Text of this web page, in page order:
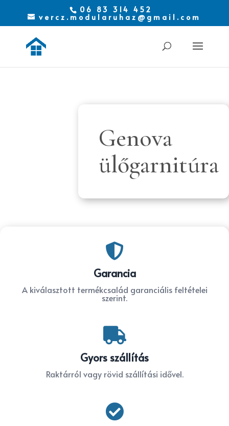
06 83 314 452
vercz.modularuhaz@gmail.com
Genova
ülőgarnitúra

Garancia
A kiválasztott termékcsalád garanciális feltételei
szerint.

Gyors szállítás
Raktárról vagy rövid szállítási idővel.
